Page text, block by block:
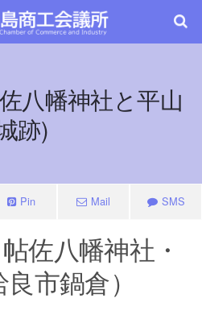
八幡神社と平山
跡)
Pin Mail SMS
佐八幡神社・
市鍋倉）